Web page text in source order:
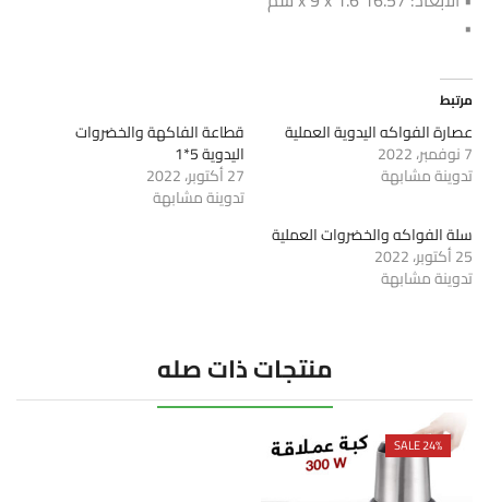
•
مرتبط
عصارة الفواكه اليدوية العملية
7 نوفمبر، 2022
تدوينة مشابهة
قطاعة الفاكهة والخضروات
اليدوية 5*1
27 أكتوبر، 2022
تدوينة مشابهة
سلة الفواكه والخضروات العملية
25 أكتوبر، 2022
تدوينة مشابهة
منتجات ذات صله
SALE 24%